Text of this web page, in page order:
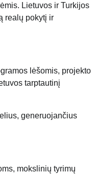
Lietuvos ir Turkijos
realų pokytį ir
lėšomis, projekto
tarptautinį
generuojančius
mokslinių tyrimų